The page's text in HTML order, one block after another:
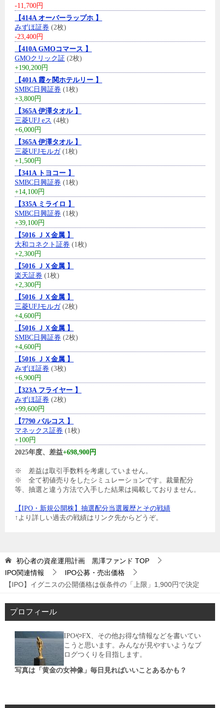
-11,700円
【414A オーバーラップホ 】
みずほ証券 (2枚)
-23,400円
【410A GMOコマース 】
GMOクリック証 (2枚)
+190,200円
【401A 霞ヶ関ホテルリー 】
SMBC日興証券 (1枚)
+3,800円
【365A 伊澤タオル 】
三菱UFJ eス (4枚)
+6,000円
【365A 伊澤タオル 】
三菱UFJモルガ(1枚)
+1,500円
【341A トヨコー 】
SMBC日興証券 (1枚)
+14,100円
【335A ミライロ 】
SMBC日興証券 (1枚)
+39,100円
【5016 ＪＸ金属 】
大和コネクト証券 (1枚)
+2,300円
【5016 ＪＸ金属 】
楽天証券 (1枚)
+2,300円
【5016 ＪＸ金属 】
三菱UFJモルガ(2枚)
+4,600円
【5016 ＪＸ金属 】
SMBC日興証券 (2枚)
+4,600円
【5016 ＪＸ金属 】
みずほ証券 (3枚)
+6,900円
【323A フライヤー 】
みずほ証券 (2枚)
+99,600円
【7790 バルコス 】
マネックス証券 (1枚)
+100円
2025年度、差益+698,900円
※ 差益は取引手数料を考慮していません。
※ 全て初値売りをしたシミュレーションです。裁量配分
等、抽選と違う方法で入手した結果は掲載しておりません。
【IPO・新規公開株】抽選配分当選履歴とその戦績
↑より詳しい過去の戦績はリンク先からどうぞ。
初心者の資産運用計画 黒澤ファンド TOP
IPO関連情報
IPO公募・売出価格
【IPO】イグニスの公開価格は仮条件の「上限」1,900円で決定
プロフィール
IPOやFX、その他お得な情報などを書いてい
こうと思います。みんなが見やすいようなブ
ログつくりを目指します。
写真は「黄金の女神像」毎日見ればいいことあるかも？